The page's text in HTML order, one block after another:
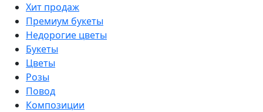
Хит продаж
Премиум букеты
Недорогие цветы
Букеты
Цветы
Розы
Повод
Композиции